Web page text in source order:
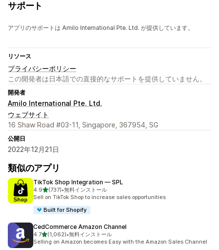
サポート
アプリのサポートは Amilo International Pte. Ltd. が提供しています。
リソース
プライバシーポリシー
この開発者は日本語での直接的なサポートを提供していません。
開発者
Amilo International Pte. Ltd.
ウェブサイト
16 Shaw Road #03-11, Singapore, 367954, SG
公開日
2022年12月21日
類似のアプリ
TikTok Shop Integration — SPL
4.95つ星中
(737)
合計レビュー数：737件
•無料インストール
Sell on TikTok Shop to increase sales opportunities
Built for Shopify
CedCommerce Amazon Channel
4.75つ星中
(1,062)
合計レビュー数：1062件
•無料インストール
Selling on Amazon becomes Easy with the Amazon Sales Channel